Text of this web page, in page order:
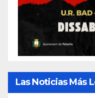
Las Noticias Más